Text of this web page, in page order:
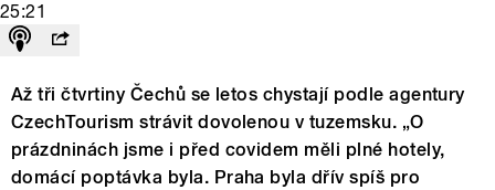
25:21
Až tři čtvrtiny Čechů se letos chystají podle agentury
CzechTourism strávit dovolenou v tuzemsku. „O
prázdninách jsme i před covidem měli plné hotely,
domácí poptávka byla. Praha byla dřív spíš pro